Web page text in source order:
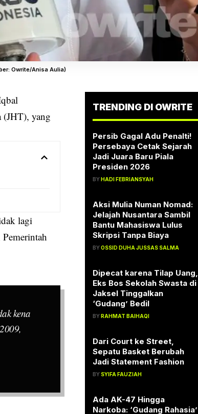
Owrite/Anisa Aulia)
(JHT), yang
lagi
kena
TRENDING DI OWRITE
Persib Gagal Adu Penalti!
Persebaya Cetak Sejarah
Jadi Juara Baru Piala
Presiden 2026
BYHADI FEBRIANSYAH
Aksi Mulia Numan Nomad:
Jelajah Nusantara Sambil
Bantu Mahasiswa Lulus
Skripsi Tanpa Biaya
BYOSSID DUHA JUSSAS SALMA
Dipecat karena Tilap Uang,
Eks Bos Sekolah Swasta di
Jaksel Tinggalkan
‘Gudang’ Bedil
BYRAHMAT BAIHAQI
Dari Court ke Street,
Sepatu Basket Berubah
Jadi Statement Fashion
BY SYIFA FAUZIAH
Ada AK-47 Hingga
Narkoba: ‘Gudang Rahasia’